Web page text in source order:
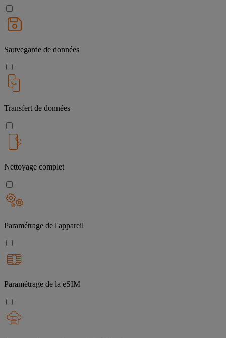
Sauvegarde de données
Transfert de données
Nettoyage complet
Paramétrage de l'appareil
Paramétrage de la eSIM